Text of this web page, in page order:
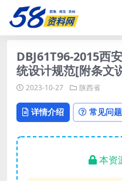
DBJ61T96-2015西
统设计规范[附条文
2023-10-27 陕西省
详情介绍 常见问题
本资